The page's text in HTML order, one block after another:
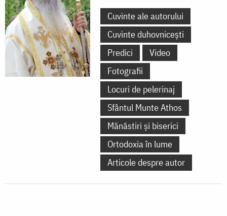
Cuvinte ale autorului
Cuvinte duhovnicești
Predici
Video
Fotografii
Locuri de pelerinaj
Sfântul Munte Athos
Mănăstiri și biserici
Ortodoxia în lume
Articole despre autor